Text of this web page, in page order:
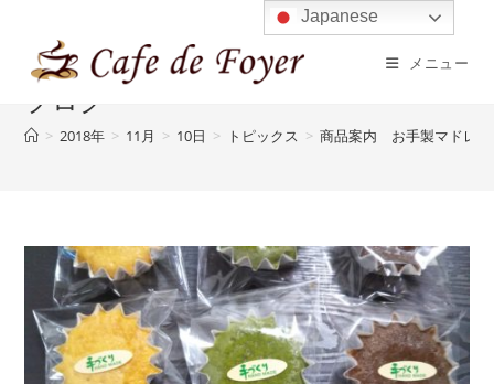
メニュー
ブログ
> 2018年 > 11月 > 10日 > トピックス > 商品案内 お手製マドレ
Japanese